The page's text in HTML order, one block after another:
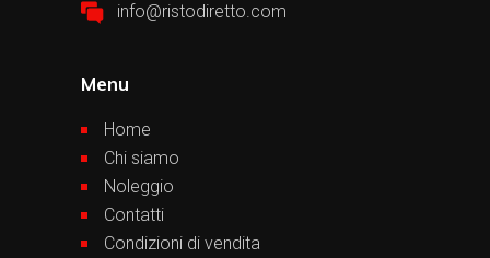
info@ristodiretto.com
Menu
Home
Chi siamo
Noleggio
Contatti
Condizioni di vendita